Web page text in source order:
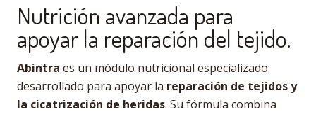
Nutrición avanzada para
apoyar la reparación del tejido.
Abintra es un módulo nutricional especializado
desarrollado para apoyar la reparación de tejidos y
la cicatrización de heridas. Su fórmula combina